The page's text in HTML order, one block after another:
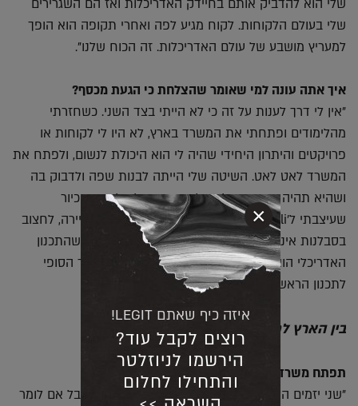
שלי הוא להדביק אותם בחיידק האדריכלות ואז הם השגרירים
שלי בעולם הלקוחות. לקוח מגיע לפה ואחרי תקופה הוא הופך
למעריץ מושבע של עולם האדריכלות. זה הכוח שלנו".
איך אתה עונה למי שאומר שהצלחת כי הגעת מכסף?
"אין לי דרך לענות על זה כי לא הייתי בצד השני. כשחזרתי
מהלימודים ופתחתי את המשרד בארץ, לא היו לי לקוחות או
פרויקטים והיתרון היחידי שהיה לי הוא היכולת לנשום, ולפתח את
המשרד לאט לאט. השיטה שלי הייתה לבנות שפה ולדבוק בה
ושהיא תהיה שזורה בכל מהלכי התכנון ולא לוותר. הכיור
שעיצבתי ל'Vaselli' הוא ביטוי אמיתי ל- 21 שנות קריירה, לחצוב
בסבלנות אינסוף מול הרשויות, מול הלקוחות ולהבין שהתכנון
האדריכלי הוא קרב אמיתי בין כמה קרוב יהיה המוצר הסופי
לתכנון הראשוני, על זה אסור לוותר".
בין הארץ לחו"ל
תפתח משרד בחו"ל?
"שני יזמים הציעו לי לפתוח משרד בברלין ובלונדון אבל אם לומר
איזה כיף שאתם LEGIT!
רוצים לקבל עוד?
הירשמו לניוזלטר
והתחילו לחלום
×